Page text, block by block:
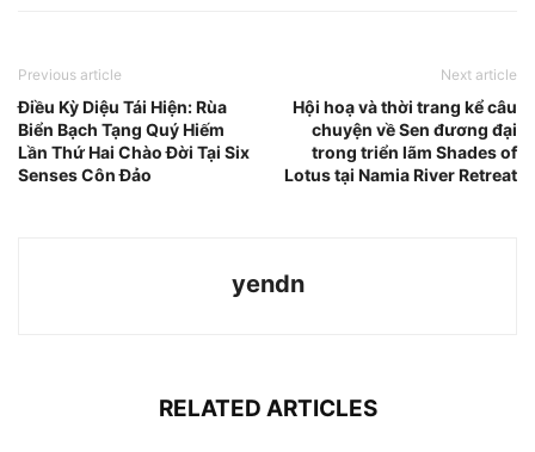
Previous article
Điều Kỳ Diệu Tái Hiện: Rùa
Biển Bạch Tạng Quý Hiếm
Lần Thứ Hai Chào Đời Tại Six
Senses Côn Đảo
Next article
Hội hoạ và thời trang kể câu
chuyện về Sen đương đại
trong triển lãm Shades of
Lotus tại Namia River Retreat
yendn
RELATED ARTICLES